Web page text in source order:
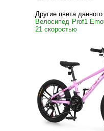
Другие цвета
Велосипед Prof1
21 скоростью